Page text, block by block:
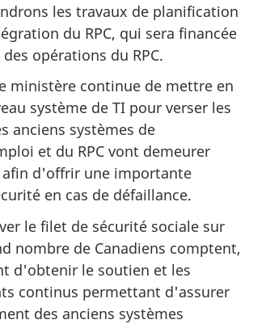
les travaux de planification
du RPC, qui sera financée
opérations du RPC.
ministère continue de mettre en
système de TI pour verser les
anciens systèmes de
et du RPC vont demeurer
d'offrir une importante
en cas de défaillance.
le filet de sécurité sociale sur
nombre de Canadiens comptent,
d'obtenir le soutien et les
continus permettant d'assurer
des anciens systèmes